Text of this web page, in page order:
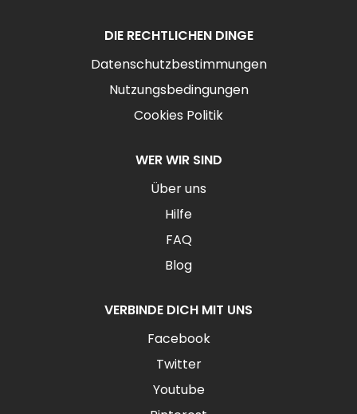
DIE RECHTLICHEN DINGE
Datenschutzbestimmungen
Nutzungsbedingungen
Cookies Politik
WER WIR SIND
Über uns
Hilfe
FAQ
Blog
VERBINDE DICH MIT UNS
Facebook
Twitter
Youtube